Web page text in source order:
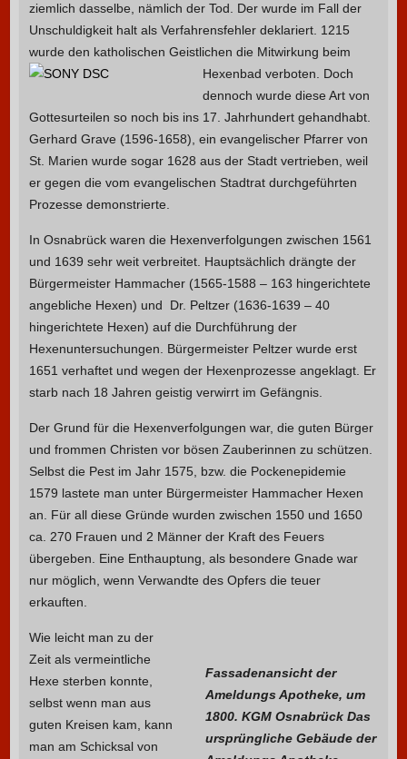
ziemlich dasselbe, nämlich der Tod. Der wurde im Fall der
Unschuldigkeit halt als Verfahrensfehler deklariert. 1215
wurde den katholischen Geistlichen die Mitwirkung beim
Hexenbad verboten. Doch
dennoch wurde diese Art von
Gottesurteilen so noch bis ins 17. Jahrhundert gehandhabt.
Gerhard Grave (1596-1658), ein evangelischer Pfarrer von
St. Marien wurde sogar 1628 aus der Stadt vertrieben, weil
er gegen die vom evangelischen Stadtrat durchgeführten
Prozesse demonstrierte.
In Osnabrück waren die Hexenverfolgungen zwischen 1561
und 1639 sehr weit verbreitet. Hauptsächlich drängte der
Bürgermeister Hammacher (1565-1588 – 163 hingerichtete
angebliche Hexen) und Dr. Peltzer (1636-1639 – 40
hingerichtete Hexen) auf die Durchführung der
Hexenuntersuchungen. Bürgermeister Peltzer wurde erst
1651 verhaftet und wegen der Hexenprozesse angeklagt. Er
starb nach 18 Jahren geistig verwirrt im Gefängnis.
Der Grund für die Hexenverfolgungen war, die guten Bürger
und frommen Christen vor bösen Zauberinnen zu schützen.
Selbst die Pest im Jahr 1575, bzw. die Pockenepidemie
1579 lastete man unter Bürgermeister Hammacher Hexen
an. Für all diese Gründe wurden zwischen 1550 und 1650
ca. 270 Frauen und 2 Männer der Kraft des Feuers
übergeben. Eine Enthauptung, als besondere Gnade war
nur möglich, wenn Verwandte des Opfers die teuer
erkauften.
Fassadenansicht der
Ameldungs Apotheke, um
1800. KGM Osnabrück Das
ursprüngliche Gebäude der
Wie leicht man zu der
Zeit als vermeintliche
Hexe sterben konnte,
selbst wenn man aus
guten Kreisen kam, kann
man am Schicksal von